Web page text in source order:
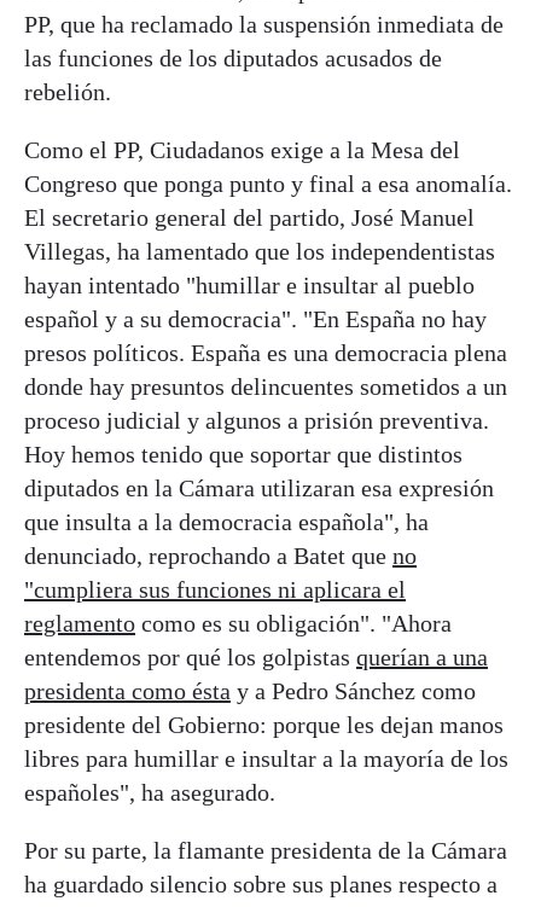
PP, que ha reclamado la suspensión inmediata de
las funciones de los diputados acusados de
rebelión.
Como el PP, Ciudadanos exige a la Mesa del
Congreso que ponga punto y final a esa anomalía.
El secretario general del partido, José Manuel
Villegas, ha lamentado que los independentistas
hayan intentado "humillar e insultar al pueblo
español y a su democracia". "En España no hay
presos políticos. España es una democracia plena
donde hay presuntos delincuentes sometidos a un
proceso judicial y algunos a prisión preventiva.
Hoy hemos tenido que soportar que distintos
diputados en la Cámara utilizaran esa expresión
que insulta a la democracia española", ha
denunciado, reprochando a Batet que no
"cumpliera sus funciones ni aplicara el
reglamento como es su obligación". "Ahora
entendemos por qué los golpistas querían a una
presidenta como ésta y a Pedro Sánchez como
presidente del Gobierno: porque les dejan manos
libres para humillar e insultar a la mayoría de los
españoles", ha asegurado.
Por su parte, la flamante presidenta de la Cámara
ha guardado silencio sobre sus planes respecto a